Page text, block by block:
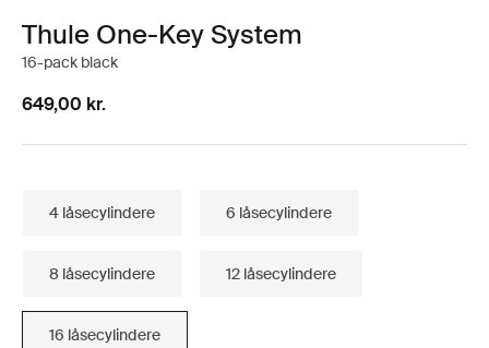
Thule One-Key System
16-pack black
649,00 kr.
4 låsecylindere 6 låsecylindere
8 låsecylindere 12 låsecylindere
16 låsecylindere